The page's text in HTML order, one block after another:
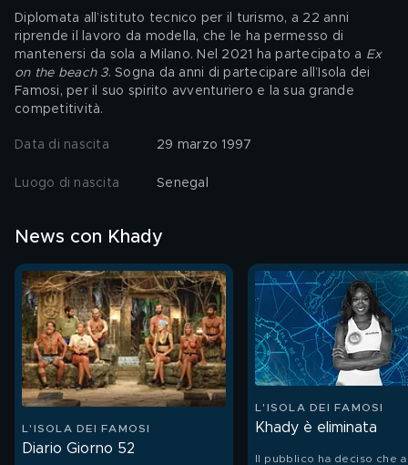
Diplomata all’istituto tecnico per il turismo, a 22 anni
riprende il lavoro da modella, che le ha permesso di
mantenersi da sola a Milano. Nel 2021 ha partecipato a Ex
on the beach 3. Sogna da anni di partecipare all’Isola dei
Famosi, per il suo spirito avventuriero e la sua grande
competitività.
Data di nascita 29 marzo 1997
Luogo di nascita Senegal
News con Khady
L'ISOLA DEI FAMOSI
Diario Giorno 52
L'ISOLA DEI FAMOSI
Khady è eliminata
Il pubblico ha deciso che